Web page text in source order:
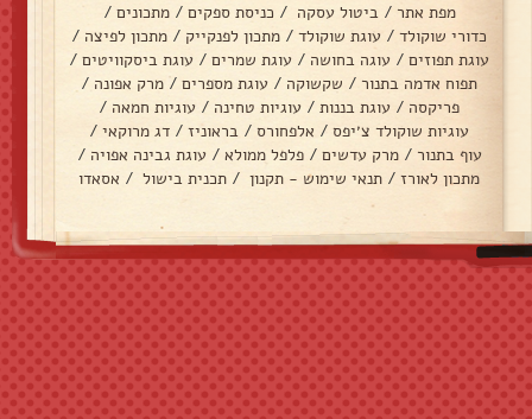
מפת אתר / ביטול עסקה / כניסת ספקים / מתכונים /
כדורי שוקולד / עוגת שוקולד / מתכון לפנקייק / מתכון לפיצה /
עוגת תפוזים / עוגה בחושה / עוגת שמרים / עוגת ביסקוויטים /
תפוח אדמה בתנור / שקשוקה / עוגת מספרים / מרק אפונה /
פריקסה / עוגת בננות / עוגיות טחינה / עוגיות חמאה /
עוגיות שוקולד צ׳יפס / אלפחורס / בראוניז / דג מרוקאי /
עוף בתנור / מרק עדשים / פלפל ממולא / עוגת גבינה אפויה /
מתכון לאורז / תנאי שימוש - תקנון / תכנית בישול / אסאדו